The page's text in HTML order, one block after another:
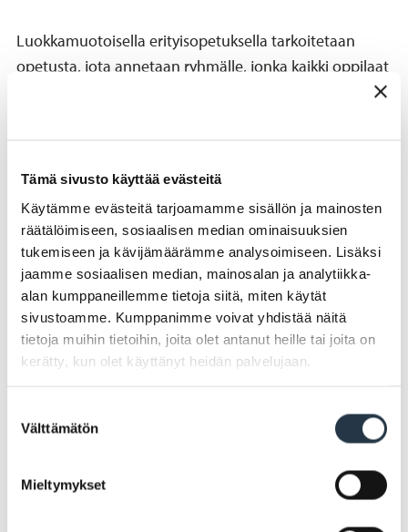
Tämä sivusto käyttää evästeitä
Käytämme evästeitä tarjoamamme sisällön ja mainosten
räätälöimiseen, sosiaalisen median ominaisuuksien
tukemiseen ja kävijämäärämme analysoimiseen. Lisäksi
jaamme sosiaalisen median, mainosalan ja analytiikka-
alan kumppaneillemme tietoja siitä, miten käytät
sivustoamme. Kumppanimme voivat yhdistää näitä
tietoja muihin tietoihin, joita olet antanut heille tai joita on
kerätty, kun olet käyttänyt heidän palvelujaan.
valinta
Välttämätön
Mieltymykset
Luokkamuotoisella erityisopetuksella tarkoitetaan
opetusta, jota annetaan ryhmälle, jonka kaikki oppilaat
yleisopetuksen luokassa. Luokkamuotoista
erityisopetusta annetaan Kuparivuoren ja Maijamäen
kouluissa.
Vesa Malin
Johtava rehtori
Puhelinnumero
02 4345 271
Sähköposti
etunimi.sukunimi@naantali.fi